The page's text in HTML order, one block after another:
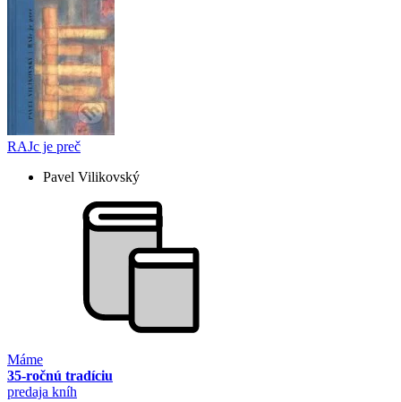
RAJc je preč
Pavel Vilikovský
Máme
35-ročnú tradíciu
predaja kníh